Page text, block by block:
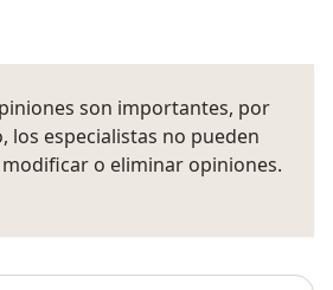
son importantes, por
los especialistas no pueden
o eliminar opiniones.